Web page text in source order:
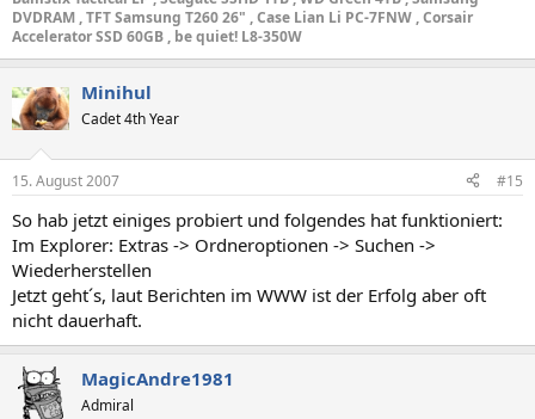
DVDRAM , TFT Samsung T260 26" , Case Lian Li PC-7FNW , Corsair
Accelerator SSD 60GB , be quiet! L8-350W
Minihul
Cadet 4th Year
15. August 2007 #15
So hab jetzt einiges probiert und folgendes hat funktioniert:
Im Explorer: Extras -> Ordneroptionen -> Suchen ->
Wiederherstellen
Jetzt geht´s, laut Berichten im WWW ist der Erfolg aber oft
nicht dauerhaft.
MagicAndre1981
Admiral